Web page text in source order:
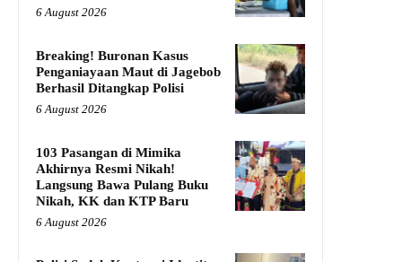
6 August 2026
Breaking! Buronan Kasus
Penganiayaan Maut di Jagebob
Berhasil Ditangkap Polisi
6 August 2026
103 Pasangan di Mimika
Akhirnya Resmi Nikah!
Langsung Bawa Pulang Buku
Nikah, KK dan KTP Baru
6 August 2026